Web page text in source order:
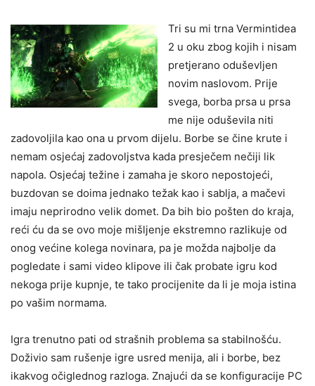
Tri su mi trna Vermintidea
2 u oku zbog kojih i nisam
pretjerano oduševljen
novim naslovom. Prije
svega, borba prsa u prsa
me nije oduševila niti
zadovoljila kao ona u prvom dijelu. Borbe se čine krute i
nemam osjećaj zadovoljstva kada presječem nečiji lik
napola. Osjećaj težine i zamaha je skoro nepostojeći,
buzdovan se doima jednako težak kao i sablja, a mačevi
imaju neprirodno velik domet. Da bih bio pošten do kraja,
reći ću da se ovo moje mišljenje ekstremno razlikuje od
onog većine kolega novinara, pa je možda najbolje da
pogledate i sami video klipove ili čak probate igru kod
nekoga prije kupnje, te tako procijenite da li je moja istina
po vašim normama.
Igra trenutno pati od strašnih problema sa stabilnošću.
Doživio sam rušenje igre usred menija, ali i borbe, bez
ikakvog očiglednog razloga. Znajući da se konfiguracije PC